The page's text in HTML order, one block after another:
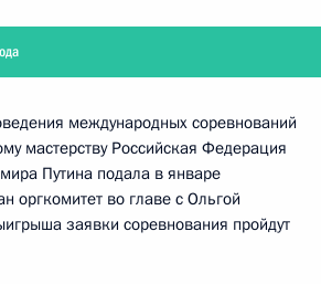
международных соревнований
мастерству Российская Федерация
Путина подала в январе
оргкомитет во главе с Ольгой
заявки соревнования пройдут